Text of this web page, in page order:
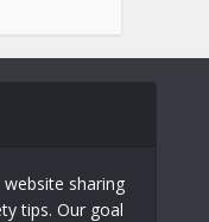
sharing
tips. Our goal